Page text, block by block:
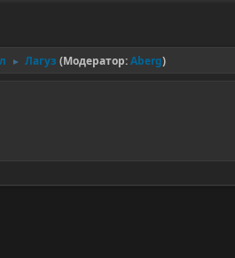
► Лагуз (Модератор:Aberg)